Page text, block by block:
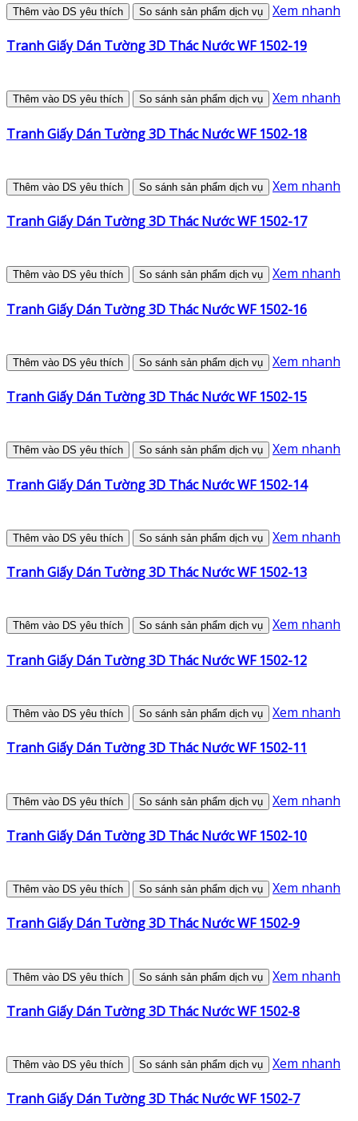
Thêm vào DS yêu thích So sánh sản phẩm dịch vụ Xem nhanh
Tranh Giấy Dán Tường 3D Thác Nước WF 1502-19
Thêm vào DS yêu thích So sánh sản phẩm dịch vụ Xem nhanh
Tranh Giấy Dán Tường 3D Thác Nước WF 1502-18
Thêm vào DS yêu thích So sánh sản phẩm dịch vụ Xem nhanh
Tranh Giấy Dán Tường 3D Thác Nước WF 1502-17
Thêm vào DS yêu thích So sánh sản phẩm dịch vụ Xem nhanh
Tranh Giấy Dán Tường 3D Thác Nước WF 1502-16
Thêm vào DS yêu thích So sánh sản phẩm dịch vụ Xem nhanh
Tranh Giấy Dán Tường 3D Thác Nước WF 1502-15
Thêm vào DS yêu thích So sánh sản phẩm dịch vụ Xem nhanh
Tranh Giấy Dán Tường 3D Thác Nước WF 1502-14
Thêm vào DS yêu thích So sánh sản phẩm dịch vụ Xem nhanh
Tranh Giấy Dán Tường 3D Thác Nước WF 1502-13
Thêm vào DS yêu thích So sánh sản phẩm dịch vụ Xem nhanh
Tranh Giấy Dán Tường 3D Thác Nước WF 1502-12
Thêm vào DS yêu thích So sánh sản phẩm dịch vụ Xem nhanh
Tranh Giấy Dán Tường 3D Thác Nước WF 1502-11
Thêm vào DS yêu thích So sánh sản phẩm dịch vụ Xem nhanh
Tranh Giấy Dán Tường 3D Thác Nước WF 1502-10
Thêm vào DS yêu thích So sánh sản phẩm dịch vụ Xem nhanh
Tranh Giấy Dán Tường 3D Thác Nước WF 1502-9
Thêm vào DS yêu thích So sánh sản phẩm dịch vụ Xem nhanh
Tranh Giấy Dán Tường 3D Thác Nước WF 1502-8
Thêm vào DS yêu thích So sánh sản phẩm dịch vụ Xem nhanh
Tranh Giấy Dán Tường 3D Thác Nước WF 1502-7